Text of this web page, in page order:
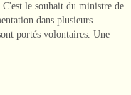
le souhait du ministre de
dans plusieurs
portés volontaires. Une